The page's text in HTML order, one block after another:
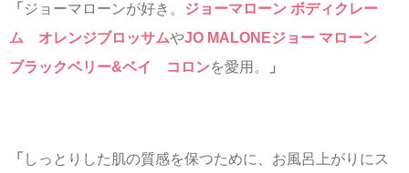
「 ジョーマローンが好き。 ジョーマローン ボディクレー
ム オレンジブロッサムやJO MALONEジョー マローン
ブラックベリー&ベイ コロンを愛用。 」
「 しっとりした肌の質感を保つために、お風呂上がりにス